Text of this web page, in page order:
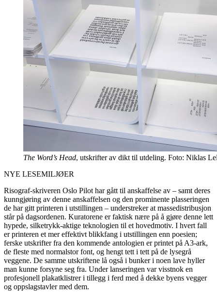
The Word’s Head, utskrifter av dikt til utdeling. Foto: Niklas
NYE LESEMILJØER
Risograf-skriveren Oslo Pilot har gått til anskaffelse av – samt deres
kunngjøring av denne anskaffelsen og den prominente plasseringen
de har gitt printeren i utstillingen – understreker at massedistribusjon
står på dagsordenen. Kuratorene er faktisk nære på å gjøre denne lett
hypede, silketrykk-aktige teknologien til et hovedmotiv. I hvert fall
er printeren et mer effektivt blikkfang i utstillingen enn poesien;
ferske utskrifter fra den kommende antologien er printet på A3-ark,
de fleste med normalstor font, og hengt tett i tett på de lysegrå
veggene. De samme utskriftene lå også i bunker i noen lave hyller
man kunne forsyne seg fra. Under lanseringen var visstnok en
profesjonell plakatklistrer i tillegg i ferd med å dekke byens vegger
og oppslagstavler med dem.